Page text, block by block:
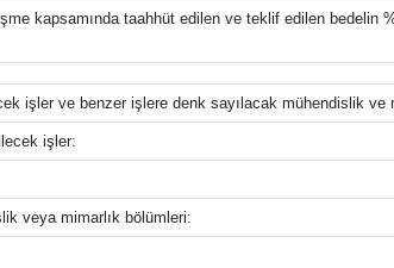
kapsamında taahhüt edilen ve teklif edilen
işler ve benzer işlere denk sayılacak mühendislik ve
işler:
veya mimarlık bölümleri: